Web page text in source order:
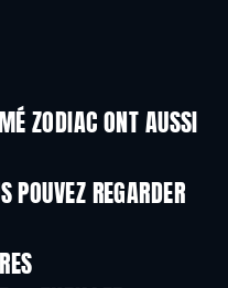
ZODIAC ONT AUSSI
POUVEZ REGARDER